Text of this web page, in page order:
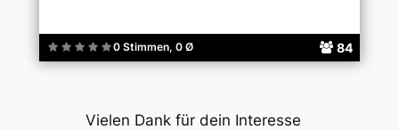
0 Stimmen, 0 Ø 84
Vielen Dank für dein Interesse